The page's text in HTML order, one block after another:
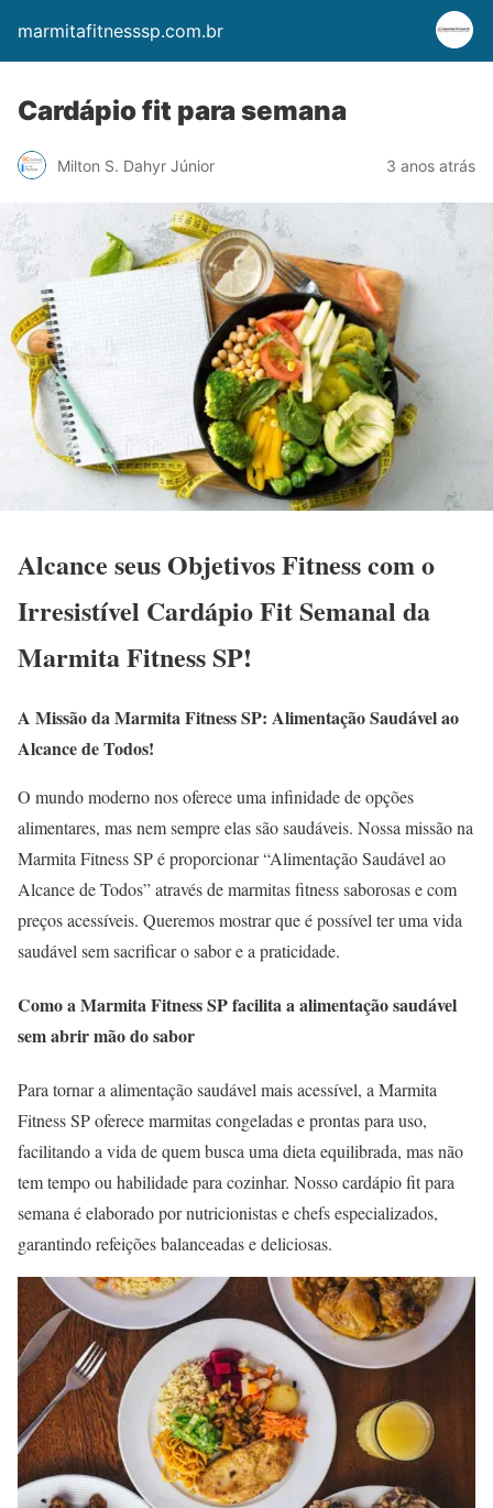
marmitafitnesssp.com.br
Cardápio fit para semana
Milton S. Dahyr Júnior 3 anos atrás
Alcance seus Objetivos Fitness com o
Irresistível Cardápio Fit Semanal da
Marmita Fitness SP!
A Missão da Marmita Fitness SP: Alimentação Saudável ao
Alcance de Todos!
O mundo moderno nos oferece uma infinidade de opções
alimentares, mas nem sempre elas são saudáveis. Nossa missão na
Marmita Fitness SP é proporcionar “Alimentação Saudável ao
Alcance de Todos” através de marmitas fitness saborosas e com
preços acessíveis. Queremos mostrar que é possível ter uma vida
saudável sem sacrificar o sabor e a praticidade.
Como a Marmita Fitness SP facilita a alimentação saudável
sem abrir mão do sabor
Para tornar a alimentação saudável mais acessível, a Marmita
Fitness SP oferece marmitas congeladas e prontas para uso,
facilitando a vida de quem busca uma dieta equilibrada, mas não
tem tempo ou habilidade para cozinhar. Nosso cardápio fit para
semana é elaborado por nutricionistas e chefs especializados,
garantindo refeições balanceadas e deliciosas.